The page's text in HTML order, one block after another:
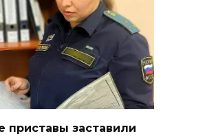
приставы заставили